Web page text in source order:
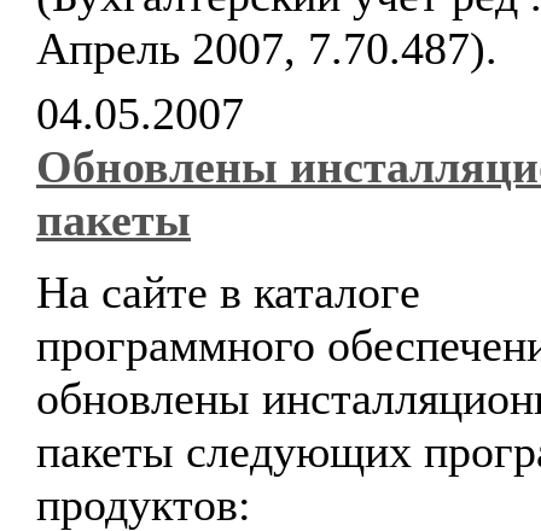
Апрель 2007, 7.70.487).
04.05.2007
Обновлены
пакеты
На сайте в каталоге
программного
обновлены
пакеты следующих
продуктов: